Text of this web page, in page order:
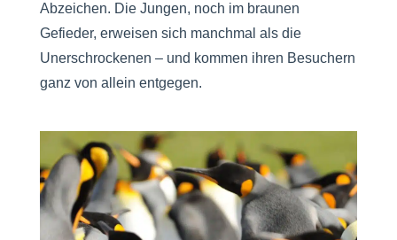
Abzeichen. Die Jungen, noch im braunen
Gefieder, erweisen sich manchmal als die
Unerschrockenen – und kommen ihren Besuchern
ganz von allein entgegen.